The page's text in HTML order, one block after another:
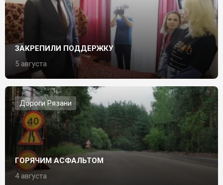
ЗАКРЕПИЛИ ПОДДЕРЖКУ
5 августа
Дороги Рязани
ГОРЯЧИМ АСФАЛЬТОМ
4 августа